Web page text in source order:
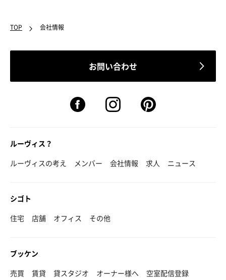
TOP 会社情報
お問い合わせ
ルーヴィス？
ルーヴィスの考え
メンバー 会社情報 求人 ニュース
シゴト
住宅
店舗 オフィス その他
ブッケン
売買
賃貸 貸スタジオ オーナー様へ 空室配信登録